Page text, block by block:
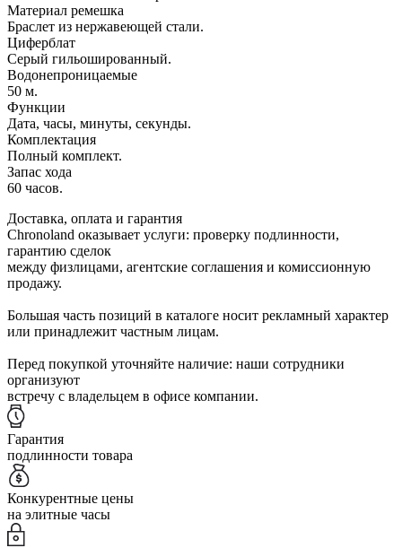
Материал ремешка
Браслет из нержавеющей стали.
Циферблат
Серый гильошированный.
Водонепроницаемые
50 м.
Функции
Дата, часы, минуты, секунды.
Комплектация
Полный комплект.
Запас хода
60 часов.
Доставка, оплата и гарантия
Chronoland оказывает услуги: проверку подлинности,
гарантию сделок
между физлицами, агентские соглашения и комиссионную
продажу.
Большая часть позиций в каталоге носит рекламный характер
или принадлежит частным лицам.
Перед покупкой уточняйте наличие: наши сотрудники
организуют
встречу с владельцем в офисе компании.
Гарантия
подлинности товара
Конкурентные цены
на элитные часы